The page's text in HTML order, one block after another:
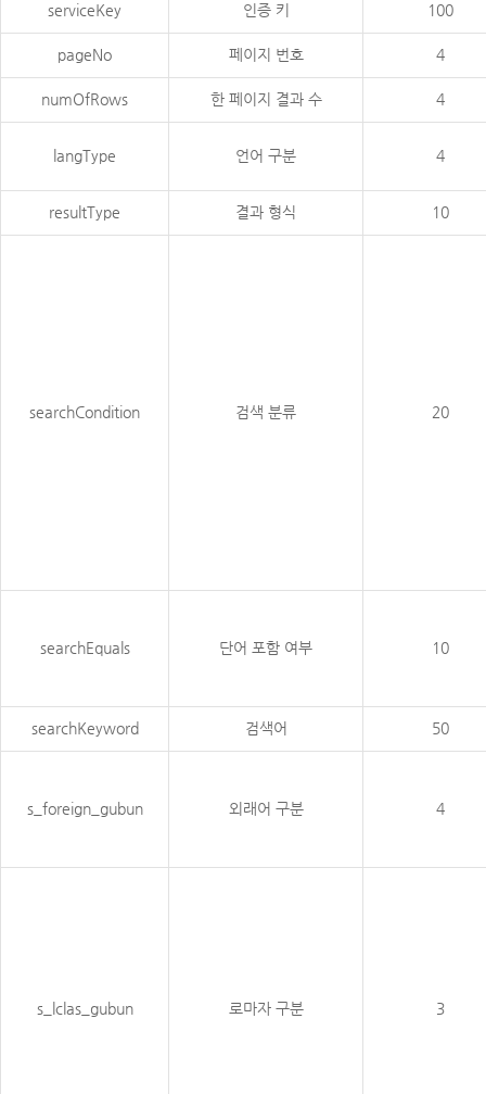
serviceKey 인증 키 100
pageNo 페이지 번호 4
numOfRows 한 페이지 결과 수 4
langType 언어 구분 4
resultType 결과 형식 10
searchCondition 검색 분류 20
searchEquals 단어 포함 여부 10
searchKeyword 검색어 50
s_foreign_gubun 외래어 구분 4
s_lclas_gubun 로마자 구분 3